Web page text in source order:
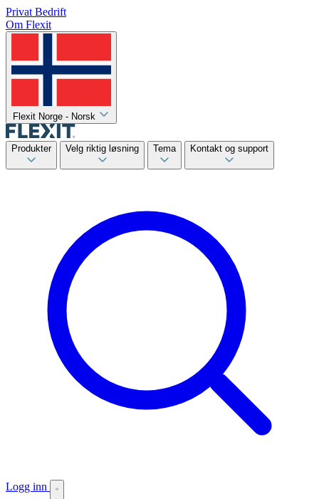
Privat Bedrift
Om Flexit
Flexit Norge - Norsk
Produkter Velg riktig løsning Tema Kontakt og support
Logg inn